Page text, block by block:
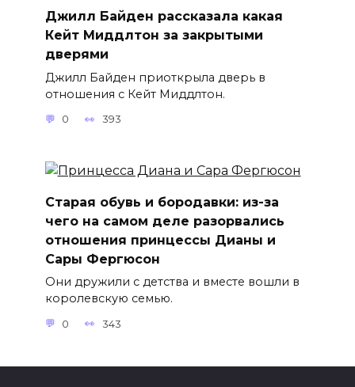
Джилл Байден рассказала какая
Кейт Миддлтон за закрытыми
дверями
Джилл Байден приоткрыла дверь в
отношения с Кейт Миддлтон.
0 393
Старая обувь и бородавки: из-за
чего на самом деле разорвались
отношения принцессы Дианы и
Сары Фергюсон
Они дружили с детства и вместе вошли в
королевскую семью.
0 343